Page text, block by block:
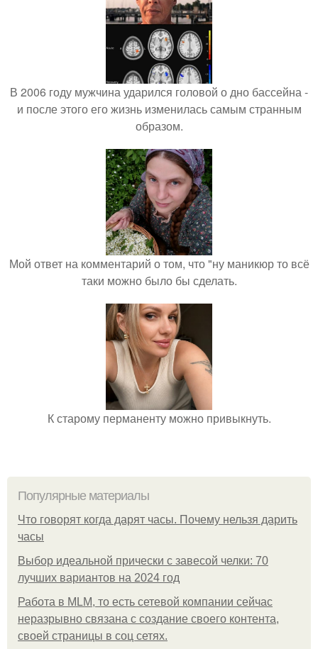
В 2006 году мужчина ударился головой о дно бассейна -
и после этого его жизнь изменилась самым странным
образом.
Мой ответ на комментарий о том, что "ну маникюр то всё
таки можно было бы сделать.
К старому перманенту можно привыкнуть.
Популярные материалы
Что говорят когда дарят часы. Почему нельзя дарить
часы
Выбор идеальной прически с завесой челки: 70
лучших вариантов на 2024 год
Работа в MLM, то есть сетевой компании сейчас
неразрывно связана с создание своего контента,
своей страницы в соц сетях.